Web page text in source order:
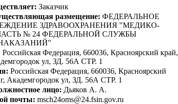
Заказчик
размещение: ФЕДЕРАЛЬНОЕ
ЗДРАВООХРАНЕНИЯ "МЕДИКО-
№ 24 ФЕДЕРАЛЬНОЙ СЛУЖБЫ
Российская Федерация, 660036, Красноярский край,
ул, ЗД. 56А СТР. 1
Российская Федерация, 660036, Красноярский
Академгородок ул, ЗД. 56А СТР. 1
лицо: Дьяков А. А.
почты: msch24oms@24.fsin.gov.ru